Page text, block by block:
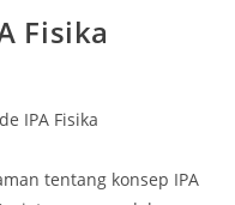
Fisika
IPA Fisika
tentang konsep IPA